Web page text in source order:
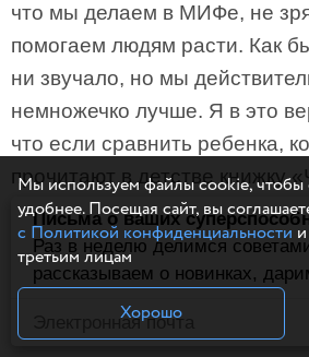
что мы делаем в МИФе, не
помогаем людям расти. Как
ни звучало, но мы
немножечко лучше. Я в это
что если сравнить ребенка,
прочитают в детстве книжку
похожие, и ребенка, которому
не читают, то они вырастут
— Если бы нужно было
книгу, то чтобы это была за
Письма о ваших
Раз в неделю делимся
рассказываем о новинках,
Мы используем файлы cookie, чтобы
удобнее. Посещая сайт, вы
с Политикой конфиденциальностии
третьим лицам
Хорошо